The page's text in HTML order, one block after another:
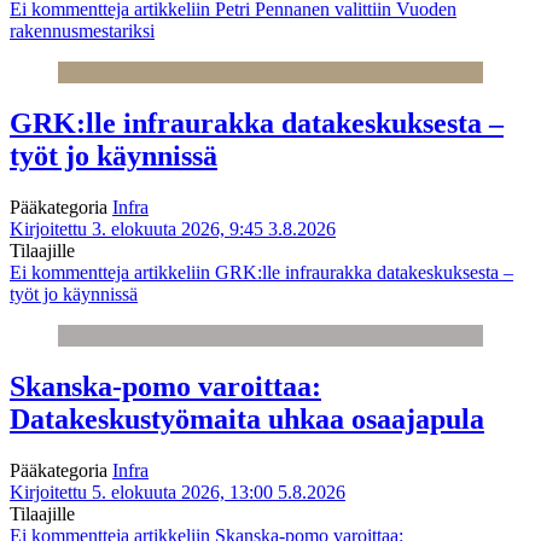
Ei kommentteja artikkeliin Petri Pennanen valittiin Vuoden
rakennusmestariksi
GRK:lle infraurakka datakeskuksesta –
työt jo käynnissä
Pääkategoria Infra
Kirjoitettu 3. elokuuta 2026, 9:45 3.8.2026
Tilaajille
Ei kommentteja artikkeliin GRK:lle infraurakka datakeskuksesta –
työt jo käynnissä
Skanska-pomo varoittaa:
Datakeskustyömaita uhkaa osaajapula
Pääkategoria Infra
Kirjoitettu 5. elokuuta 2026, 13:00 5.8.2026
Tilaajille
Ei kommentteja artikkeliin Skanska-pomo varoittaa: